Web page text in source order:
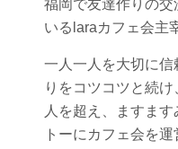
福岡で友達作りの
いるlaraカフェ会主
一人一人を大切に
りをコツコツと続
人を超え、ますま
トーにカフェ会を